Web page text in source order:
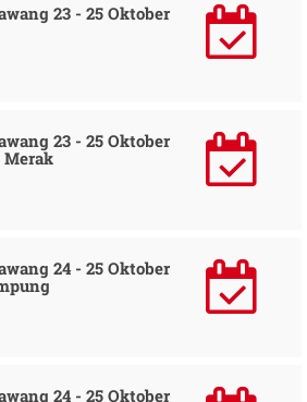
23 - 25 Oktober
23 - 25 Oktober
Merak
24 - 25 Oktober
24 - 25 Oktober